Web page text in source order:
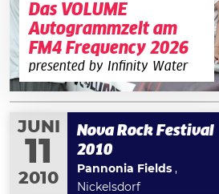
Das VOLUME
Autogrammzelt am
FM4 Frequency 2026
presented by Infinity Water
JUNI
11
2010
Nova Rock Festival
2010
Pannonia Fields ,
Nickelsdorf